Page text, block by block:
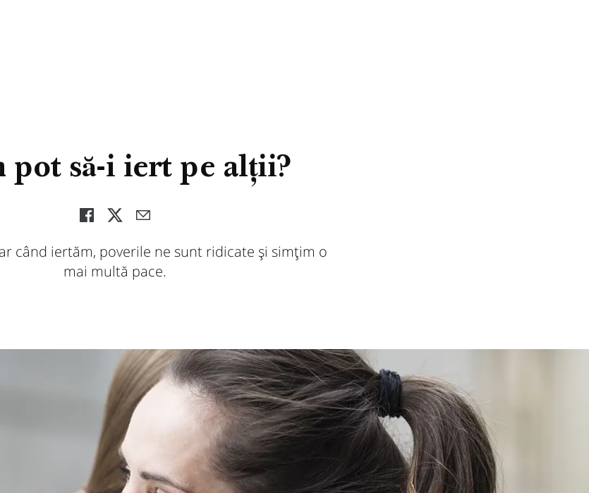
pot să-i iert pe alții?
când iertăm, poverile ne sunt ridicate și simțim o
mai multă pace.